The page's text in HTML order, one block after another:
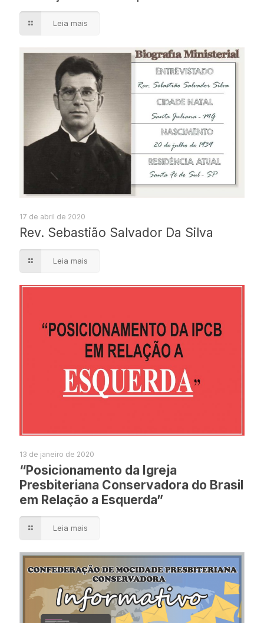
Leia mais
17 de abril de 2020
Rev. Sebastião Salvador Da Silva
Leia mais
13 de janeiro de 2020
“Posicionamento da Igreja
Presbiteriana Conservadora do Brasil
em Relação a Esquerda”
Leia mais